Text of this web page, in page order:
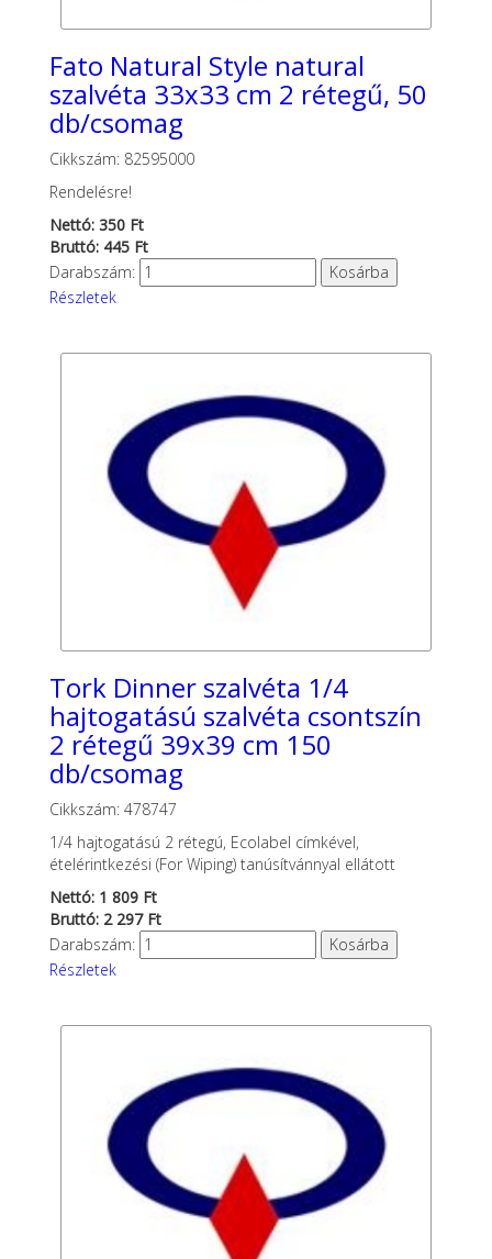
Fato Natural Style natural
szalvéta 33x33 cm 2 rétegű, 50
db/csomag
Cikkszám: 82595000
Rendelésre!
Nettó: 350 Ft
Bruttó: 445 Ft
Darabszám:
Részletek
Tork Dinner szalvéta 1/4
hajtogatású szalvéta csontszín
2 rétegű 39x39 cm 150
db/csomag
Cikkszám: 478747
1/4 hajtogatású 2 rétegú, Ecolabel címkével,
ételérintkezési (For Wiping) tanúsítvánnyal ellátott
Nettó: 1 809 Ft
Bruttó: 2 297 Ft
Darabszám:
Részletek